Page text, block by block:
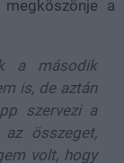
a
a második
is, de aztán
szervezi a
összeget,
volt, hogy